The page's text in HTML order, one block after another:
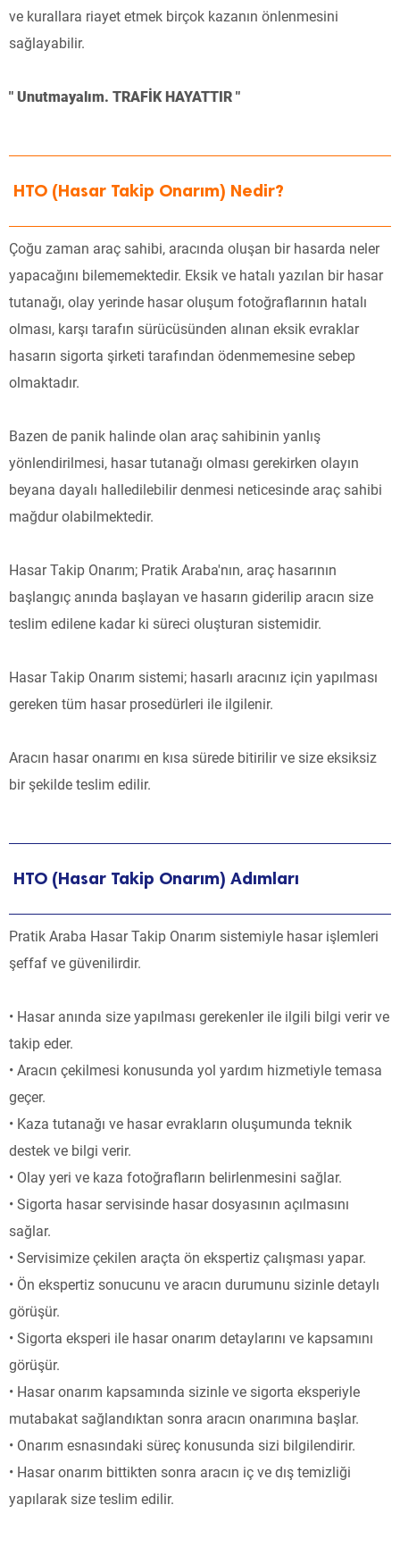
ve kurallara riayet etmek birçok kazanın önlenmesini
sağlayabilir.
" Unutmayalım. TRAFİK HAYATTIR "
HTO (Hasar Takip Onarım) Nedir?
Çoğu zaman araç sahibi, aracında oluşan bir hasarda neler
yapacağını bilememektedir. Eksik ve hatalı yazılan bir hasar
tutanağı, olay yerinde hasar oluşum fotoğraflarının hatalı
olması, karşı tarafın sürücüsünden alınan eksik evraklar
hasarın sigorta şirketi tarafından ödenmemesine sebep
olmaktadır.
Bazen de panik halinde olan araç sahibinin yanlış
yönlendirilmesi, hasar tutanağı olması gerekirken olayın
beyana dayalı halledilebilir denmesi neticesinde araç sahibi
mağdur olabilmektedir.
Hasar Takip Onarım; Pratik Araba'nın, araç hasarının
başlangıç anında başlayan ve hasarın giderilip aracın size
teslim edilene kadar ki süreci oluşturan sistemidir.
Hasar Takip Onarım sistemi; hasarlı aracınız için yapılması
gereken tüm hasar prosedürleri ile ilgilenir.
Aracın hasar onarımı en kısa sürede bitirilir ve size eksiksiz
bir şekilde teslim edilir.
HTO (Hasar Takip Onarım) Adımları
Pratik Araba Hasar Takip Onarım sistemiyle hasar işlemleri
şeffaf ve güvenilirdir.
• Hasar anında size yapılması gerekenler ile ilgili bilgi verir ve
takip eder.
• Aracın çekilmesi konusunda yol yardım hizmetiyle temasa
geçer.
• Kaza tutanağı ve hasar evrakların oluşumunda teknik
destek ve bilgi verir.
• Olay yeri ve kaza fotoğrafların belirlenmesini sağlar.
• Sigorta hasar servisinde hasar dosyasının açılmasını
sağlar.
• Servisimize çekilen araçta ön ekspertiz çalışması yapar.
• Ön ekspertiz sonucunu ve aracın durumunu sizinle detaylı
görüşür.
• Sigorta eksperi ile hasar onarım detaylarını ve kapsamını
görüşür.
• Hasar onarım kapsamında sizinle ve sigorta eksperiyle
mutabakat sağlandıktan sonra aracın onarımına başlar.
• Onarım esnasındaki süreç konusunda sizi bilgilendirir.
• Hasar onarım bittikten sonra aracın iç ve dış temizliği
yapılarak size teslim edilir.